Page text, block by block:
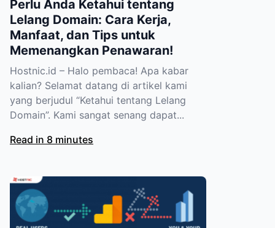
Perlu Anda Ketahui tentang
Lelang Domain: Cara Kerja,
Manfaat, dan Tips untuk
Memenangkan Penawaran!
Hostnic.id – Halo pembaca! Apa kabar
kalian? Selamat datang di artikel kami
yang berjudul “Ketahui tentang Lelang
Domain”. Kami sangat senang dapat...
Read in 8 minutes